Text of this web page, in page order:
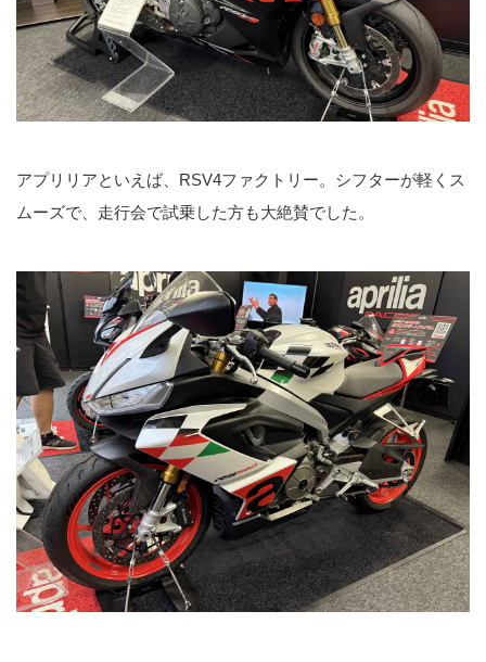
アプリリアといえば、RSV4ファクトリー。シフターが軽くス
ムーズで、走行会で試乗した方も大絶賛でした。